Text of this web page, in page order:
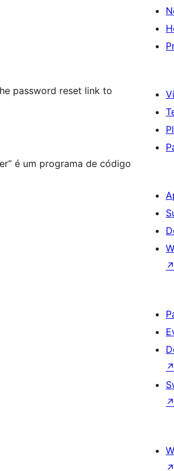
password reset link to
é um programa de código
↗
↗
↗
↗